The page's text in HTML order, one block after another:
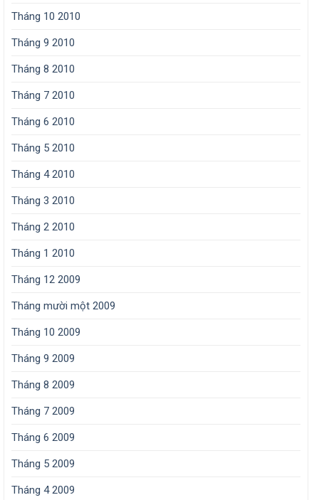
Tháng 10 2010
Tháng 9 2010
Tháng 8 2010
Tháng 7 2010
Tháng 6 2010
Tháng 5 2010
Tháng 4 2010
Tháng 3 2010
Tháng 2 2010
Tháng 1 2010
Tháng 12 2009
Tháng mười một 2009
Tháng 10 2009
Tháng 9 2009
Tháng 8 2009
Tháng 7 2009
Tháng 6 2009
Tháng 5 2009
Tháng 4 2009